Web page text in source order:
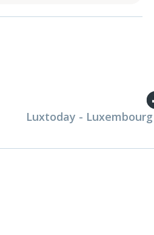
Luxtoday -